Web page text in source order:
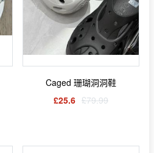
Caged 珊瑚洞洞鞋
£25.6 £79.99